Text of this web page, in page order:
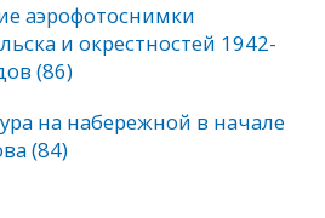
аэрофотоснимки
и окрестностей 1942-
(86)
на набережной в начале
(84)